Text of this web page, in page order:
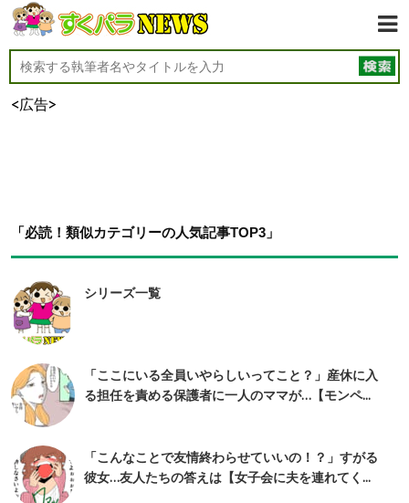
<広告>
「必読！類似カテゴリーの人気記事TOP3」
シリーズ一覧
「ここにいる全員いやらしいってこと？」産休に入
る担任を責める保護者に一人のママが…【モンペ...
「こんなことで友情終わらせていいの！？」すがる
彼女…友人たちの答えは【女子会に夫を連れてく...